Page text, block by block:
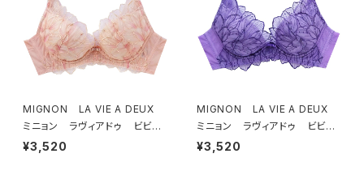
MIGNON LA VIE A DEUX
ミニョン ラヴィアドゥ ビビア
ーナ ブラジャー（ピーチ）M20
¥3,520
MIGNON LA VIE A DEUX
ミニョン ラヴィアドゥ ビビア
ーナ ブラジャー（ヴィオレッタ）
¥3,520